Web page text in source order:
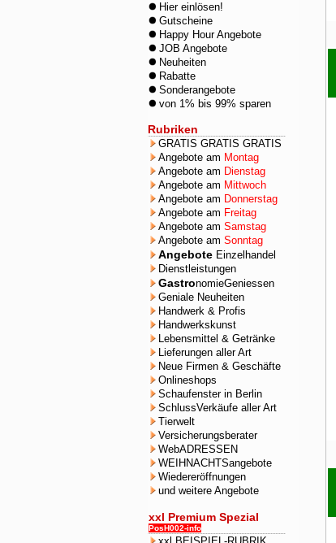
Hier einlösen!
Gutscheine
Happy Hour Angebote
JOB Angebote
Neuheiten
Rabatte
Sonderangebote
von 1% bis 99% sparen
Rubriken
GRATIS GRATIS GRATIS
Angebote am Montag
Angebote am Dienstag
Angebote am Mittwoch
Angebote am Donnerstag
Angebote am Freitag
Angebote am Samstag
Angebote am Sonntag
Angebote Einzelhandel
Dienstleistungen
GastronomieGeniessen
Geniale Neuheiten
Handwerk & Profis
Handwerkskunst
Lebensmittel & Getränke
Lieferungen aller Art
Neue Firmen & Geschäfte
Onlineshops
Schaufenster in Berlin
SchlussVerkäufe aller Art
Tierwelt
Versicherungsberater
WebADRESSEN
WEIHNACHTSangebote
Wiedereröffnungen
und weitere Angebote
xxl Premium Spezial
PosH002-info